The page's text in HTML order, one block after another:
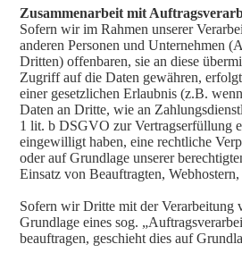
Zusammenarbeit mit
Sofern wir im Rahmen unserer
anderen Personen und Unternehmen
Dritten) offenbaren, sie an diese
Zugriff auf die Daten gewähren,
einer gesetzlichen Erlaubnis (z.B.
Daten an Dritte, wie an
1 lit. b DSGVO zur Vertragserfüllung
eingewilligt haben, eine rechtliche
oder auf Grundlage unserer
Einsatz von Beauftragten, Webhostern,
Sofern wir Dritte mit der Verarbeitung
Grundlage eines sog.
beauftragen, geschieht dies auf